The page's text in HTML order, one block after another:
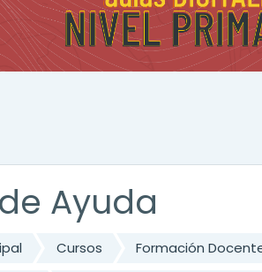
Ayuda
Cursos Formación